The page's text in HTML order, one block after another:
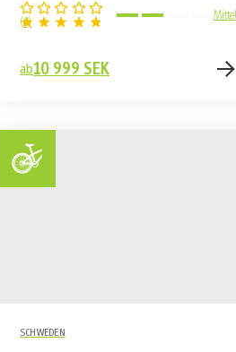
(6)
Mittel
ab10 999 SEK
SCHWEDEN